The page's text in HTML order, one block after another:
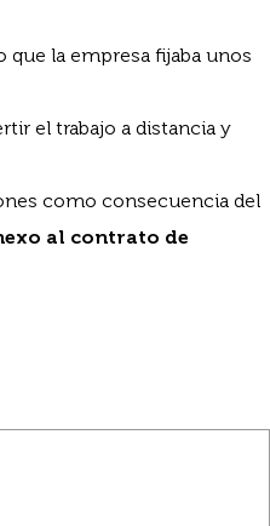
la empresa fijaba unos
el trabajo a distancia y
como consecuencia del
al contrato de